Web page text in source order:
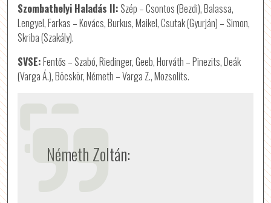
Szombathelyi Haladás II: Szép – Csontos (Bezdi), Balassa,
Lengyel, Farkas – Kovács, Burkus, Maikel, Csutak (Gyurján) – Simon,
Skriba (Szakály).
SVSE:Fentős – Szabó, Riedinger, Geeb, Horváth – Pinezits, Deák
(Varga Á.), Böcskör, Németh – Varga Z., Mozsolits.
Németh Zoltán: